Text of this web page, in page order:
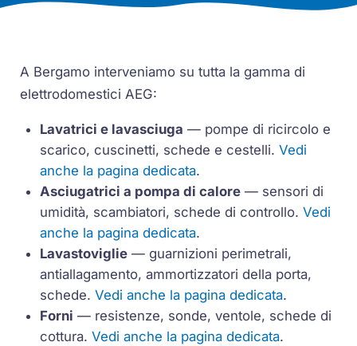
A Bergamo interveniamo su tutta la gamma di
elettrodomestici AEG:
Lavatrici e lavasciuga — pompe di ricircolo e
scarico, cuscinetti, schede e cestelli.Vedi
anche la pagina dedicata.
Asciugatrici a pompa di calore — sensori di
umidità, scambiatori, schede di controllo.Vedi
anche la pagina dedicata.
Lavastoviglie — guarnizioni perimetrali,
antiallagamento, ammortizzatori della porta,
schede.Vedi anche la pagina dedicata.
Forni — resistenze, sonde, ventole, schede di
cottura.Vedi anche la pagina dedicata.